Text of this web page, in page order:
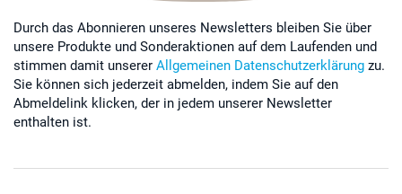
Durch das Abonnieren unseres Newsletters bleiben Sie über
unsere Produkte und Sonderaktionen auf dem Laufenden und
stimmen damit unserer Allgemeinen Datenschutzerklärung zu.
Sie können sich jederzeit abmelden, indem Sie auf den
Abmeldelink klicken, der in jedem unserer Newsletter
enthalten ist.